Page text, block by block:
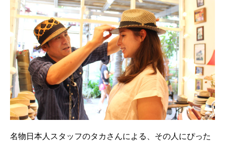
名物日本人スタッフのタカさんによる、その人にぴった